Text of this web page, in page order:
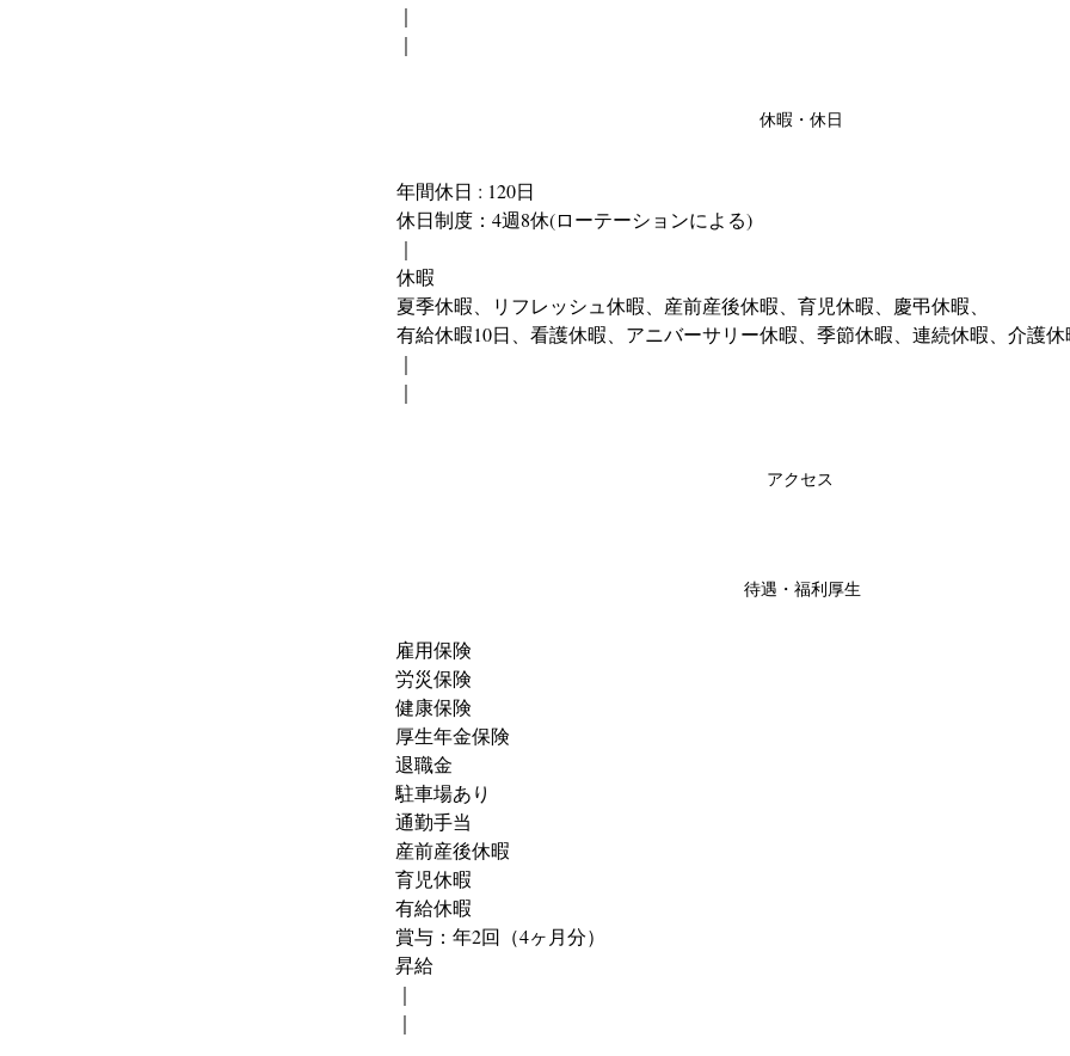
｜
｜
休暇・休日
年間休日 : 120日
休日制度：4週8休(ローテーションによる)
｜
休暇
夏季休暇、リフレッシュ休暇、産前産後休暇、育児休暇、慶弔休暇、
有給休暇10日、看護休暇、アニバーサリー休暇、季節休暇、連続休暇、介護休
｜
｜
アクセス
待遇・福利厚生
雇用保険
労災保険
健康保険
厚生年金保険
退職金
駐車場あり
通勤手当
産前産後休暇
育児休暇
有給休暇
賞与：年2回（4ヶ月分）
昇給
｜
｜